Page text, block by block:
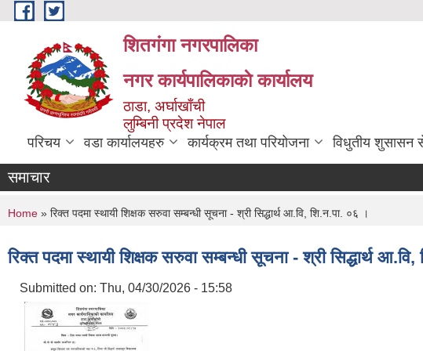
Skip to main content
शितगंगा नगरपालिका
नगर कार्यपालिकाकाे कार्यालय
ठाडा, अर्घाखाँची
लुम्बिनी प्रदेश नेपाल
परिचय वडा कार्यालयहरु कार्यक्रम तथा परियोजना विधुतीय शुसासन
समाचार
You are here
Home » रिक्त पदमा स्थायी शिक्षक सरुवा सम्बन्धी सूचना - श्री सिद्धार्थ आ.वि, शि.न.पा. ०६ ।
रिक्त पदमा स्थायी शिक्षक सरुवा सम्बन्धी सूचना - श्री सिद्धार्थ
Submitted on: Thu, 04/30/2026 - 15:58